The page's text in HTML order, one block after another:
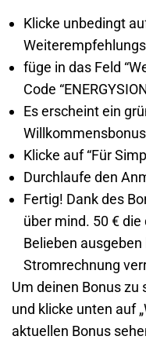
Klicke unbedingt
füge in das Feld
Code
Es erscheint ein
Klicke auf “Für
Durchlaufe den
Fertig! Dank des
über mind. 50 €
Belieben
Stromrechnung
Um deinen Bonus zu
und klicke unten auf
aktuellen Bonus